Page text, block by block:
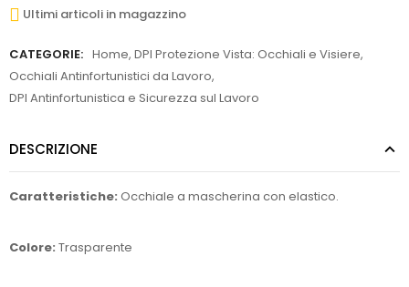
Ultimi articoli in magazzino
CATEGORIE: Home, DPI Protezione Vista: Occhiali e Visiere,
Occhiali Antinfortunistici da Lavoro,
DPI Antinfortunistica e Sicurezza sul Lavoro
DESCRIZIONE
Caratteristiche: Occhiale a mascherina con elastico.
Colore: Trasparente